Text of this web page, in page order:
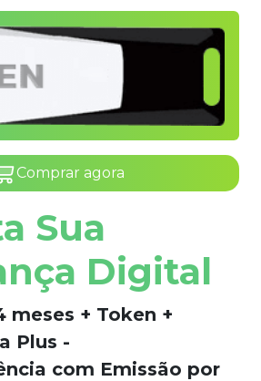
Comprar agora
Sua
Digital
meses + Token +
Plus -
com Emissão por